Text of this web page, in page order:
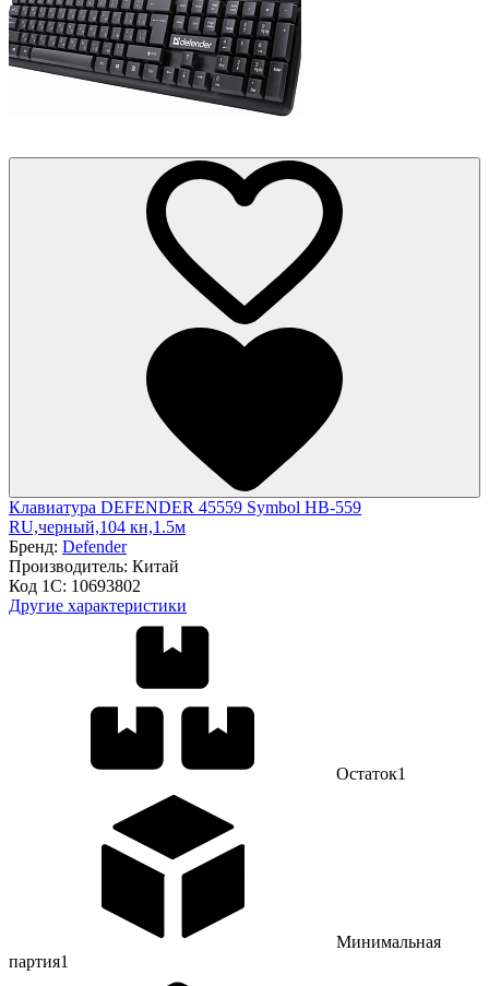
Клавиатура DEFENDER 45559 Symbol HB-559
RU,черный,104 кн,1.5м
Бренд: Defender
Производитель: Китай
Код 1С: 10693802
Другие характеристики
Остаток1
Минимальная
партия1